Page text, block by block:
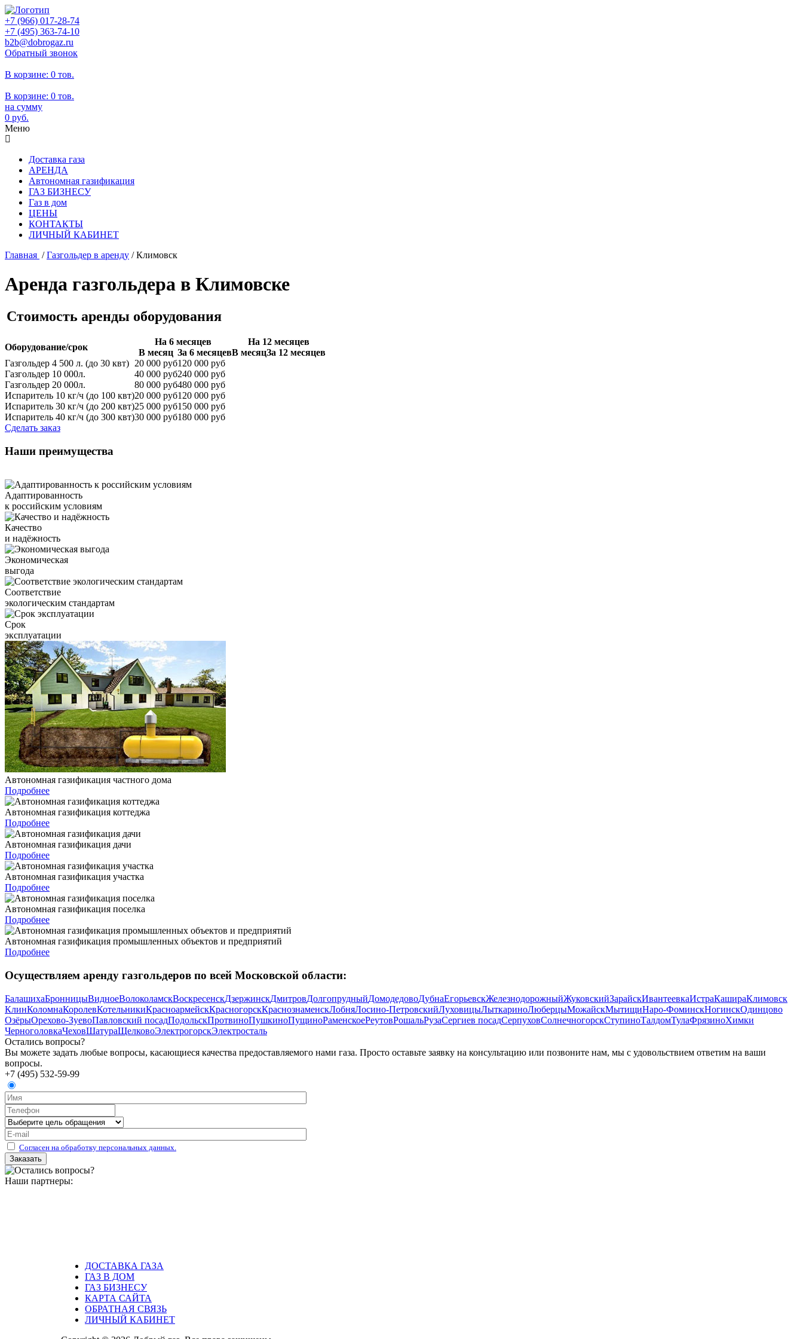
+7 (966) 017-28-74
+7 (495) 363-74-10
b2b@dobrogaz.ru
Обратный звонок
В корзине: 0 тов.
В корзине: 0 тов.
на сумму
0 руб.
Меню
Доставка газа
АРЕНДА
Автономная газификация
ГАЗ БИЗНЕСУ
Газ в дом
ЦЕНЫ
КОНТАКТЫ
ЛИЧНЫЙ КАБИНЕТ
Главная /Газгольдер в аренду /Климовск
Аренда газгольдера в Климовске
Стоимость аренды оборудования
Оборудование/срок
На 6 месяцев
На 12 месяцев
В месяц За 6 месяцевВ месяцЗа 12 месяцев
Газгольдер 4 500 л. (до 30 квт) 20 000 руб120 000 руб
Газгольдер 10 000л.
40 000 руб240 000 руб
Газгольдер 20 000л.
80 000 руб480 000 руб
Испаритель 10 кг/ч (до 100 квт)20 000 руб120 000 руб
Испаритель 30 кг/ч (до 200 квт)25 000 руб150 000 руб
Испаритель 40 кг/ч (до 300 квт)30 000 руб180 000 руб
Сделать заказ
Наши преимущества
Адаптированность
к российским условиям
Качество
и надёжность
Экономическая
выгода
Соответствие
экологическим стандартам
Срок
эксплуатации
Автономная газификация частного дома
Подробнее
Автономная газификация коттеджа
Подробнее
Автономная газификация дачи
Подробнее
Автономная газификация участка
Подробнее
Автономная газификация поселка
Подробнее
Автономная газификация промышленных объектов и предприятий
Подробнее
Осуществляем аренду газгольдеров по всей Московской области:
БалашихаБронницыВидноеВолоколамскВоскресенскДзержинскДмитровДолгопрудныйДомодедовоДубнаЕгорьевскЖелезнодорожныйЖуковскийЗарайскИвантеевкаИстраКашираКлимовск
КлинКоломнаКоролевКотельникиКрасноармейскКрасногорскКраснознаменскЛобняЛосино-ПетровскийЛуховицыЛыткариноЛюберцыМожайскМытищиНаро-ФоминскНогинскОдинцово
ОзёрыОрехово-ЗуевоПавловский посадПодольскПротвиноПушкиноПущиноРаменскоеРеутовРошальРузаСергиев посадСерпуховСолнечногорскСтупиноТалдомТулаФрязиноХимки
ЧерноголовкаЧеховШатураЩелковоЭлектрогорскЭлектросталь
Остались вопросы?
Вы можете задать любые вопросы, касающиеся качества предоставляемого нами газа. Просто оставьте заявку на консультацию или позвоните нам, мы с удовольствием ответим на ваши
вопросы.
+7 (495) 532-59-99
Согласен на обработку персональных данных.
Наши партнеры:
ДОСТАВКА ГАЗА
ГАЗ В ДОМ
ГАЗ БИЗНЕСУ
КАРТА САЙТА
ОБРАТНАЯ СВЯЗЬ
ЛИЧНЫЙ КАБИНЕТ